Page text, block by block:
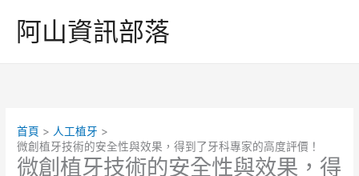
阿山資訊部落
首頁
人工植牙
微創植牙技術的安全性與效果，得到了牙科專家的高度評價！
微創植牙技術的安全性與效果，得